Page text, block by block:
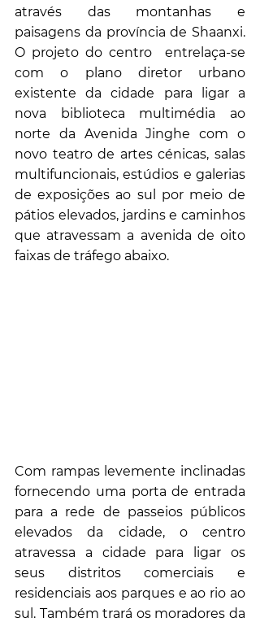
através das montanhas e
paisagens da província de Shaanxi.
O projeto do centro  entrelaça-se
com o plano diretor urbano
existente da cidade para ligar a
nova biblioteca multimédia ao
norte da Avenida Jinghe com o
novo teatro de artes cénicas, salas
multifuncionais, estúdios e galerias
de exposições ao sul por meio de
pátios elevados, jardins e caminhos
que atravessam a avenida de oito
faixas de tráfego abaixo.
Com rampas levemente inclinadas
fornecendo uma porta de entrada
para a rede de passeios públicos
elevados da cidade, o centro
atravessa a cidade para ligar os
seus distritos comerciais e
residenciais aos parques e ao rio ao
sul. Também trará os moradores da